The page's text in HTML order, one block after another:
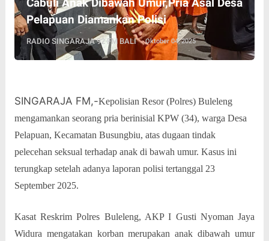
Pelapuan Diamankan Polisi
RADIO SINGARAJA 92 FM BALI Oktober 04, 2025
SINGARAJA FM,-Kepolisian Resor (Polres) Buleleng
mengamankan seorang pria berinisial KPW (34), warga Desa
Pelapuan, Kecamatan Busungbiu, atas dugaan tindak
pelecehan seksual terhadap anak di bawah umur. Kasus ini
terungkap setelah adanya laporan polisi tertanggal 23
September 2025.
Kasat Reskrim Polres Buleleng, AKP I Gusti Nyoman Jaya
Widura mengatakan korban merupakan anak dibawah umur